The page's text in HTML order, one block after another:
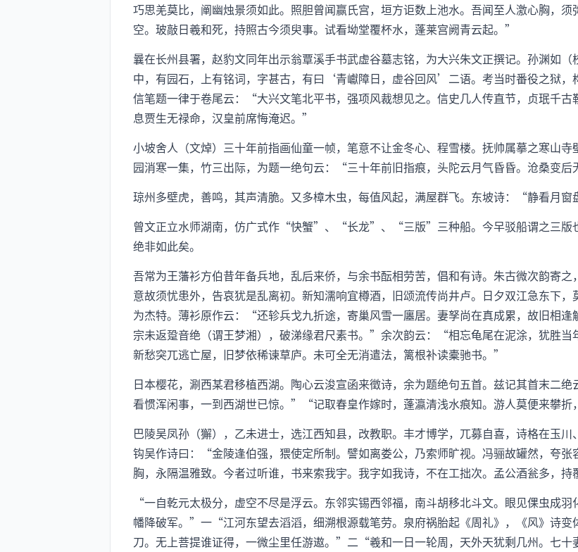
巧思羌莫比，阐幽烛景须如此。照胆曾闻赢氏宫，垣方讵数上池水。吾闻至人激心胸，
空。玻敲日羲和死，持照古今须臾事。试看坳堂覆杯水，蓬莱宫阙青云起。”
曩在长州县署，赵豹文同年出示翁覃溪手书武虚谷墓志铭，为大兴朱文正撰记。孙渊
中，有园石，上有铭词，字甚古，有曰‘青巘障日，虚谷回风’二语。考当时番役之狱
信笔题一律于卷尾云：“大兴文笔北平书，强项风裁想见之。信史几人传直节，贞珉千
息贾生无禄命，汉皇前席悔淹迟。”
小坡舍人（文焯）三十年前指画仙童一帧，笔意不让金冬心、程雪楼。抚帅属摹之寒山
园消寒一集，竹三出际，为题一绝句云：“三十年前旧指痕，头陀云月气昏昏。沧桑变后
琼州多壁虎，善鸣，其声清脆。又多樟木虫，每值风起，满屋群飞。东坡诗：“静看月
曾文正立水师湖南，仿广式作“快蟹”、“长龙”、“三版”三种船。今驳船谓之三版
绝非如此矣。
吾常为王藩衫方伯昔年备兵地，乱后来侨，与余书酝相劳苦，倡和有诗。朱古微次韵寄
意故须忧患外，告哀犹是乱离初。新知濡响宜樽酒，旧颂流传尚井卢。日夕双江急东下
为杰特。薄衫原作云：“还轸兵戈九折途，寄巢风雪一廛居。妻孥尚在真成累，故旧相
宗未返跫音绝（谓王梦湘），破涕缘君尺素书。”余次韵云：“相忘龟尾在泥涂，犹胜当
新愁突兀逃亡屋，旧梦依稀谏草庐。未可全无消遣法，篱根补读橐驰书。”
日本樱花，涮西某君移植西湖。陶心云浚宣函来徵诗，余为题绝句五首。兹记其首末二
看惯浑闲事，一到西湖世已惊。”“记取春皇作嫁时，蓬瀛清浅水痕知。游人莫便来攀折
巴陵吴凤孙（獬），乙未进士，选江西知县，改教职。丰才博学，兀募自喜，诗格在玉川
钩吴作诗曰：“金陵逢伯强，猥使定所制。譬如离娄公，乃索师旷视。冯骊故罐然，夸
胸，永隔温雅致。今者过听谁，书来索我宇。我字如我诗，不在工拙次。孟公酒瓮多，持
“一自乾元太极分，虚空不尽是浮云。东邻实锡西邻福，南斗胡移北斗文。眼见倮虫成
幡降破军。”一“江河东望去滔滔，细溯根源载笔劳。泉府祸胎起《周礼》，《风》诗变
刀。无上菩提谁证得，一微尘里任游遨。”二“羲和一日一轮周，天外天犹剩几州。七十